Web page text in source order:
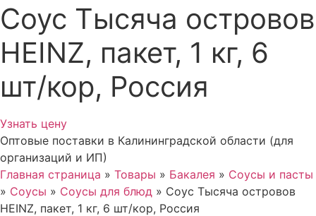
Соус Тысяча островов
HEINZ, пакет, 1 кг, 6
шт/кор, Россия
Узнать цену
Оптовые поставки в Калининградской области (для
организаций и ИП)
Главная страница » Товары » Бакалея » Соусы и пасты
» Соусы » Соусы для блюд » Соус Тысяча островов
HEINZ, пакет, 1 кг, 6 шт/кор, Россия